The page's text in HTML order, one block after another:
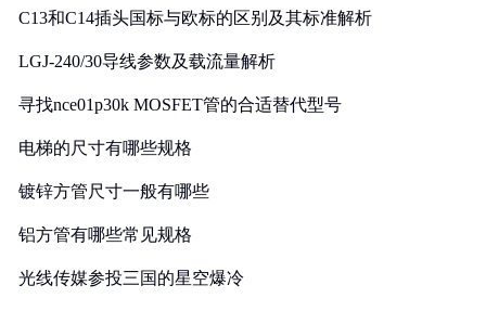
C13和C14插头国标与欧标的区别及其标准解析
LGJ-240/30导线参数及载流量解析
寻找nce01p30k MOSFET管的合适替代型号
电梯的尺寸有哪些规格
镀锌方管尺寸一般有哪些
铝方管有哪些常见规格
光线传媒参投三国的星空爆冷